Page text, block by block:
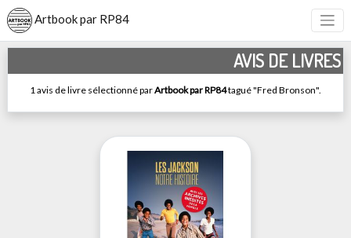
Artbook par RP84
AVIS DE LIVRES
1 avis de livre sélectionné parArtbook par RP84tagué "Fred Bronson".